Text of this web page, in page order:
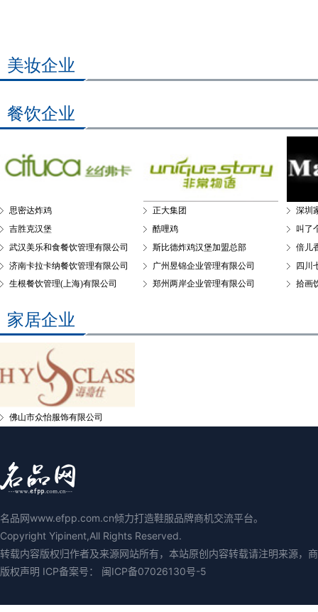
美妆企业
餐饮企业
思密达炸鸡 正大集团
深圳
吉胜克汉堡
酷哩鸡
叫了
武汉美乐和食餐饮管理有限公司
斯比德炸鸡汉堡加盟总部
倍儿
济南卡拉卡纳餐饮管理有限公司
广州昱锦企业管理有限公司
四川
生根餐饮管理(上海)有限公司
郑州两岸企业管理有限公司 拾画
家居企业
佛山市众怡服饰有限公司
名品网www.efpp.com.cn倾力打造鞋服品牌商机交流平台。
Copyright Yipinent,All Rights Reserved.
转载内容版权归作者及来源网站所有，本站原创内容转载请注明来源，
版权声明 ICP备案号： 闽ICP备07026130号-5